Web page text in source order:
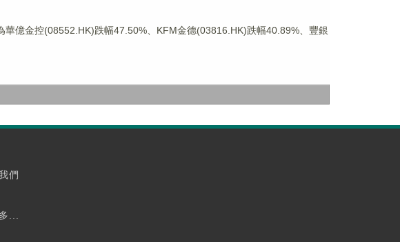
華億金控(08552.HK)跌幅47.50%、KFM金德(03816.HK)跌幅40.89%、豐銀
們
...